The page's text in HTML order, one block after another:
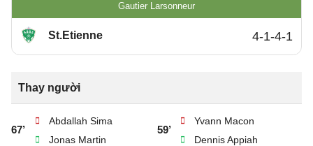
Gautier Larsonneur
St.Etienne 4-1-4-1
Thay người
67’
Abdallah Sima
Jonas Martin
59’
Yvann Macon
Dennis Appiah